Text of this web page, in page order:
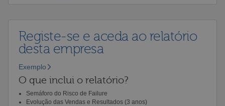
Registe-se e aceda ao relatório
desta empresa
Exemplo
O que inclui o relatório?
Semáforo do Risco de Failure
Evolução das Vendas e Resultados (3 anos)